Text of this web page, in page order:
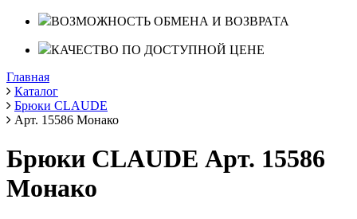
ВОЗМОЖНОСТЬ ОБМЕНА И ВОЗВРАТА
КАЧЕСТВО ПО ДОСТУПНОЙ ЦЕНЕ
Главная
Каталог
Брюки CLAUDE
Арт. 15586 Монако
Брюки CLAUDE Арт. 15586
Монако